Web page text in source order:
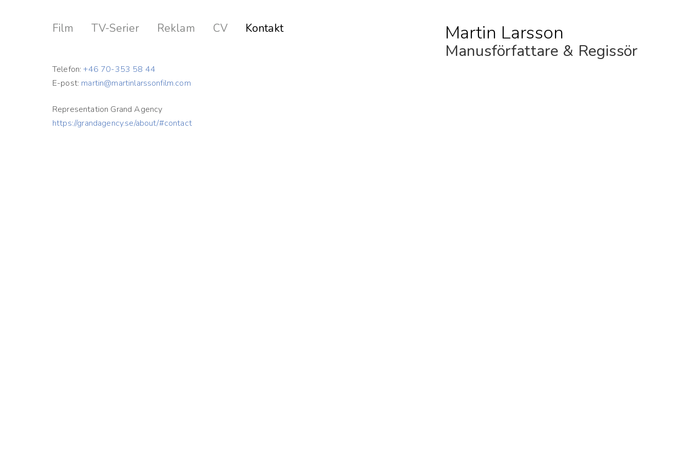
Martin Larsson
Manusförfattare & Regissör
Film TV-Serier Reklam CV Kontakt
Telefon:+46 70-353 58 44
E-post: martin@martinlarssonfilm.com
Representation Grand Agency
https://grandagency.se/about/#contact